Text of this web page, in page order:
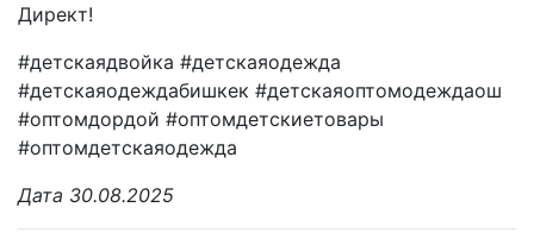
Директ!
#детскаядвойка #детскаяодежда
#детскаяодеждабишкек #детскаяоптомодеждаош
#оптомдордой #оптомдетскиетовары
#оптомдетскаяодежда
Дата 30.08.2025